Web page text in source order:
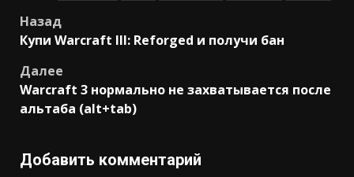
Post
navigation
Назад
Купи Warcraft III: Reforged и получи бан
Далее
Warcraft 3 нормально не захватывается после
альтаба (alt+tab)
Добавить комментарий